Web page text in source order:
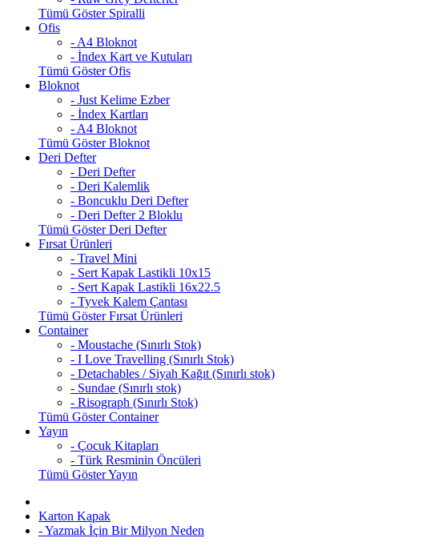
Tümü Göster Spiralli
Ofis
- A4 Bloknot
- İndex Kart ve Kutuları
Tümü Göster Ofis
Bloknot
- Just Kelime Ezber
- İndex Kartları
- A4 Bloknot
Tümü Göster Bloknot
Deri Defter
- Deri Defter
- Deri Kalemlik
- Boncuklu Deri Defter
- Deri Defter 2 Bloklu
Tümü Göster Deri Defter
Fırsat Ürünleri
- Travel Mini
- Sert Kapak Lastikli 10x15
- Sert Kapak Lastikli 16x22.5
- Tyvek Kalem Çantası
Tümü Göster Fırsat Ürünleri
Container
- Moustache (Sınırlı Stok)
- I Love Travelling (Sınırlı Stok)
- Detachables / Siyah Kağıt (Sınırlı stok)
- Sundae (Sınırlı stok)
- Risograph (Sınırlı Stok)
Tümü Göster Container
Yayın
- Çocuk Kitapları
- Türk Resminin Öncüleri
Tümü Göster Yayın
Karton Kapak
- Yazmak İçin Bir Milyon Neden